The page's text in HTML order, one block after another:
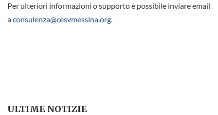
Per ulteriori informazioni o supporto è possibile inviare email
aconsulenza@cesvmessina.org
ULTIME NOTIZIE